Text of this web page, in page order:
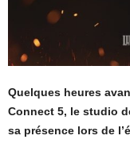
Quelques heures
Connect 5, le studio
sa présence lors de